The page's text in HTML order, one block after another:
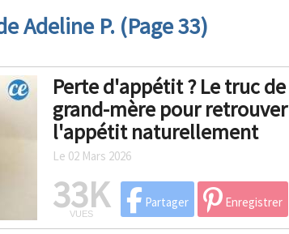
Adeline P. (Page 33)
Perte d'appétit ? Le truc de
grand-mère pour retrouver
l'appétit naturellement
Le 02 Mars 2026
33K
VUES
Partager Enregistrer